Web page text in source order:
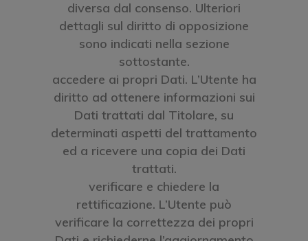
diversa dal consenso. Ulteriori
dettagli sul diritto di opposizione
sono indicati nella sezione
sottostante.
accedere ai propri Dati. L’Utente ha
diritto ad ottenere informazioni sui
Dati trattati dal Titolare, su
determinati aspetti del trattamento
ed a ricevere una copia dei Dati
trattati.
verificare e chiedere la
rettificazione. L’Utente può
verificare la correttezza dei propri